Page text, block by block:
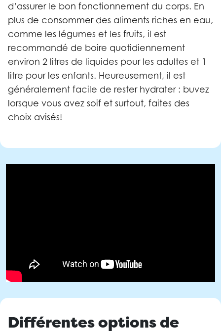
d’assurer le bon fonctionnement du corps. En
plus de consommer des aliments riches en eau,
comme les légumes et les fruits, il est
recommandé de boire quotidiennement
environ 2 litres de liquides pour les adultes et 1
litre pour les enfants. Heureusement, il est
généralement facile de rester hydrater : buvez
lorsque vous avez soif et surtout, faites des
choix avisés!
Différentes options de